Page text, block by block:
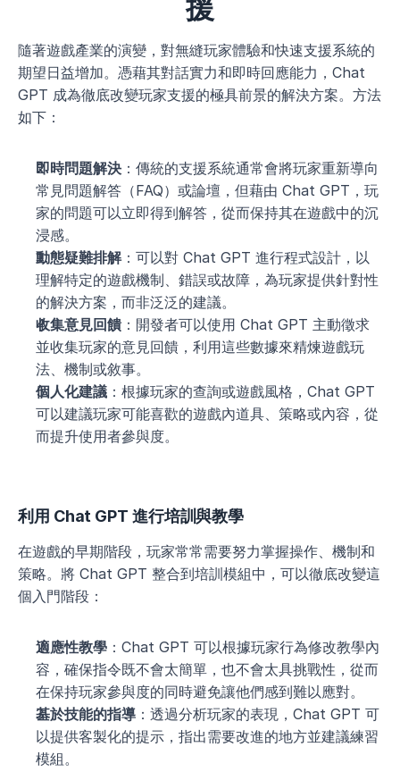
援
隨著遊戲產業的演變，對無縫玩家體驗和快速支援系統的
期望日益增加。憑藉其對話實力和即時回應能力，Chat
GPT 成為徹底改變玩家支援的極具前景的解決方案。方法
如下：
即時問題解決 ：傳統的支援系統通常會將玩家重新導向
常見問題解答（FAQ）或論壇，但藉由 Chat GPT，玩
家的問題可以立即得到解答，從而保持其在遊戲中的沉
浸感。
動態疑難排解：可以對 Chat GPT 進行程式設計，以
理解特定的遊戲機制、錯誤或故障，為玩家提供針對性
的解決方案，而非泛泛的建議。
收集意見回饋：開發者可以使用 Chat GPT 主動徵求
並收集玩家的意見回饋，利用這些數據來精煉遊戲玩
法、機制或敘事。
個人化建議 ：根據玩家的查詢或遊戲風格，Chat GPT
可以建議玩家可能喜歡的遊戲內道具、策略或內容，從
而提升使用者參與度。
利用 Chat GPT 進行培訓與教學
在遊戲的早期階段，玩家常常需要努力掌握操作、機制和
策略。將 Chat GPT 整合到培訓模組中，可以徹底改變這
個入門階段：
適應性教學 ：Chat GPT 可以根據玩家行為修改教學內
容，確保指令既不會太簡單，也不會太具挑戰性，從而
在保持玩家參與度的同時避免讓他們感到難以應對。
基於技能的指導 ：透過分析玩家的表現，Chat GPT 可
以提供客製化的提示，指出需要改進的地方並建議練習
模組。